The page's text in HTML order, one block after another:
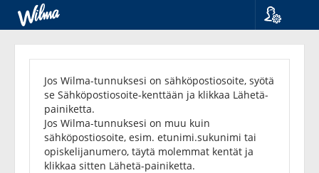
English
Unohditko
salasanasi?
Jos Wilma-tunnuksesi on sähköpostiosoite, syötä
se Sähköpostiosoite-kenttään ja klikkaa Lähetä-
painiketta.
Jos Wilma-tunnuksesi on muu kuin
sähköpostiosoite, esim. etunimi.sukunimi tai
opiskelijanumero, täytä molemmat kentät ja
klikkaa sitten Lähetä-painiketta.